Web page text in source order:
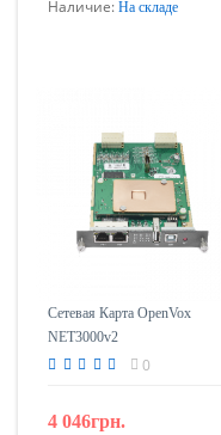
Наличие: На складе
Сетевая Карта OpenVox
NET3000v2
0
4 046грн.